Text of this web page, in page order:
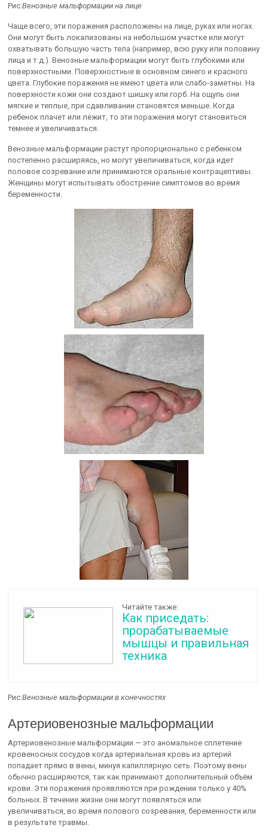
Рис:Венозные мальформации на лице
Чаще всего, эти поражения расположены на лице, руках или ногах.
Они могут быть локализованы на небольшом участке или могут
охватывать большую часть тела (например, всю руку или половину
лица и т.д.). Венозные мальформации могут быть глубокими или
поверхностными. Поверхностные в основном синего и красного
цвета. Глубокие поражения не имеют цвета или слабо-заметны. На
поверхности кожи они создают шишку или горб. На ощупь они
мягкие и теплые, при сдавливании становятся меньше. Когда
ребенок плачет или лежит, то эти поражения могут становиться
темнее и увеличиваться.
Венозные мальформации растут пропорционально с ребенком
постепенно расширяясь, но могут увеличиваться, когда идет
половое созревание или принимаются оральные контрацептивы.
Женщины могут испытывать обострение симптомов во время
беременности.
Читайте также:
Как приседать:
прорабатываемые
мышцы и правильная
техника
Рис:Венозные мальформации в конечностях
Артериовенозные мальформации
Артериовенозные мальформации — это аномальное сплетение
кровеносных сосудов когда артериальная кровь из артерий
попадает прямо в вены, минуя капиллярную сеть. Поэтому вены
обычно расширяются, так как принимают дополнительный объём
крови. Эти поражения проявляются при рождении только у 40%
больных. В течение жизни они могут появляться или
увеличиваться, во время полового созревания, беременности или
в результате травмы.